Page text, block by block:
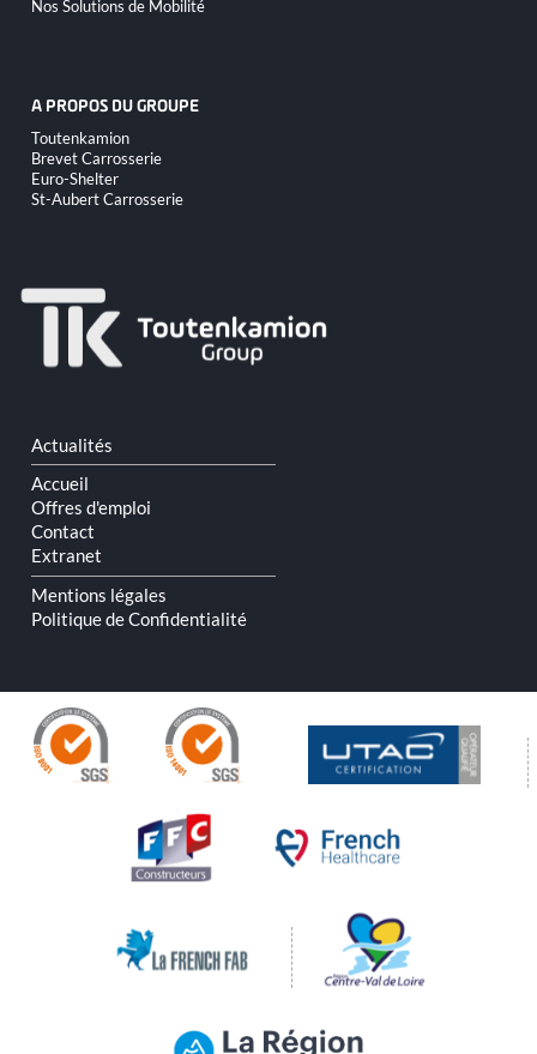
Nos Solutions de Mobilité
A PROPOS DU GROUPE
Aller
au
contenu
Toutenkamion
Brevet Carrosserie
Euro-Shelter
St-Aubert Carrosserie
Aller
au
contenu
Actualités
Accueil
Offres d'emploi
Contact
Extranet
Mentions légales
Politique de Confidentialité